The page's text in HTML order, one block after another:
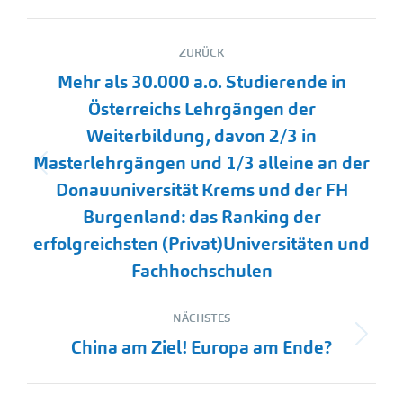
Kommentarnavigation
ZURÜCK
Vorheriger
Beitrag:
Mehr als 30.000 a.o. Studierende in
Österreichs Lehrgängen der
Weiterbildung, davon 2/3 in
Masterlehrgängen und 1/3 alleine an der
Donauuniversität Krems und der FH
Burgenland: das Ranking der
erfolgreichsten (Privat)Universitäten und
Fachhochschulen
NÄCHSTES
Nächster
China am Ziel! Europa am Ende?